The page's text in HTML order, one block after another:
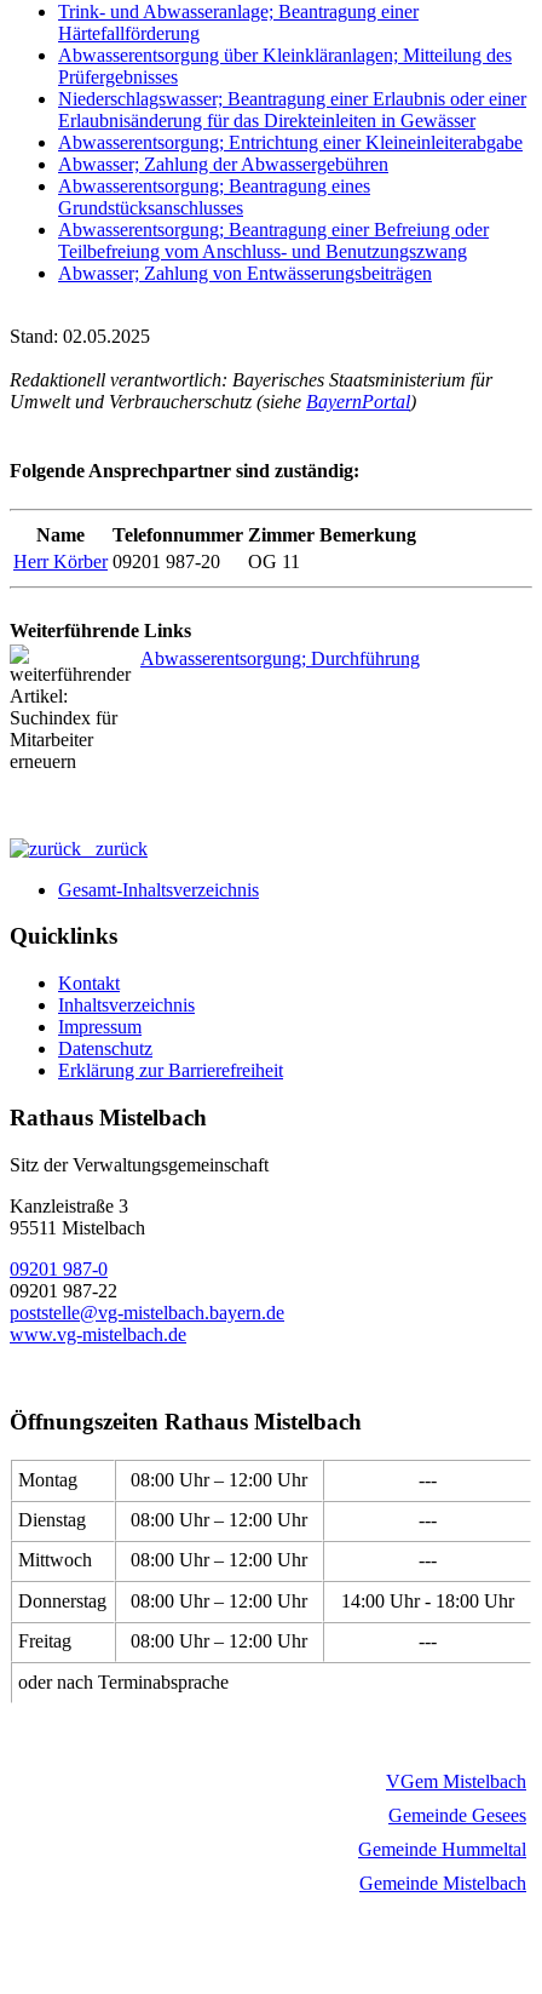
Trink- und Abwasseranlage; Beantragung einer
Härtefallförderung
Abwasserentsorgung über Kleinkläranlagen; Mitteilung des
Prüfergebnisses
Niederschlagswasser; Beantragung einer Erlaubnis oder einer
Erlaubnisänderung für das Direkteinleiten in Gewässer
Abwasserentsorgung; Entrichtung einer Kleineinleiterabgabe
Abwasser; Zahlung der Abwassergebühren
Abwasserentsorgung; Beantragung eines
Grundstücksanschlusses
Abwasserentsorgung; Beantragung einer Befreiung oder
Teilbefreiung vom Anschluss- und Benutzungszwang
Abwasser; Zahlung von Entwässerungsbeiträgen
Stand: 02.05.2025
Redaktionell verantwortlich: Bayerisches Staatsministerium für
Umwelt und Verbraucherschutz (siehe BayernPortal)
Folgende Ansprechpartner sind zuständig:
Name Telefonnummer Zimmer Bemerkung
Herr Körber 09201 987-20 OG 11
Weiterführende Links
Abwasserentsorgung; Durchführung
zurück
Gesamt-Inhaltsverzeichnis
Quicklinks
Kontakt
Inhaltsverzeichnis
Impressum
Datenschutz
Erklärung zur Barrierefreiheit
Rathaus Mistelbach
Sitz der Verwaltungsgemeinschaft
Kanzleistraße 3
95511 Mistelbach
09201 987-0
09201 987-22
poststelle@vg-mistelbach.bayern.de
www.vg-mistelbach.de
Öffnungszeiten Rathaus Mistelbach
Montag 08:00 Uhr – 12:00 Uhr
---
Dienstag
08:00 Uhr – 12:00 Uhr
---
Mittwoch
08:00 Uhr – 12:00 Uhr
---
Donnerstag
08:00 Uhr – 12:00 Uhr
14:00 Uhr - 18:00 Uhr
Freitag
08:00 Uhr – 12:00 Uhr
---
oder nach Terminabsprache
VGem Mistelbach
Gemeinde Gesees
Gemeinde Hummeltal
Gemeinde Mistelbach